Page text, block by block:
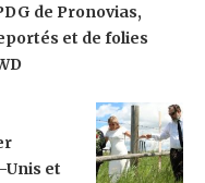
de Pronovias,
et de folies
Unis et